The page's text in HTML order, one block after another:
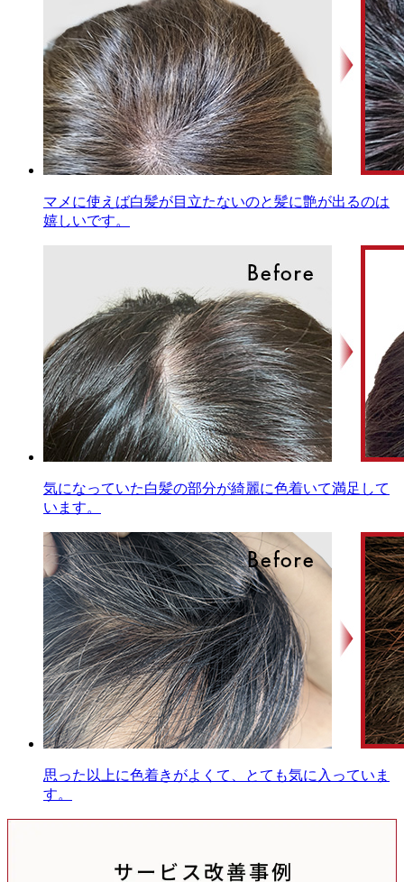
マメに使えば白髪が目立たないのと髪に艶が出るのは
嬉しいです。
気になっていた白髪の部分が綺麗に色着いて満足して
います。
思った以上に色着きがよくて、とても気に入っていま
す。